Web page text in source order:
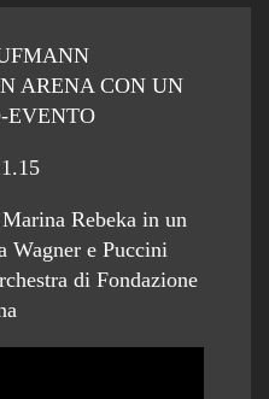
ARENA CON UN
EVENTO
Rebeka in un
Wagner e Puccini
di Fondazione